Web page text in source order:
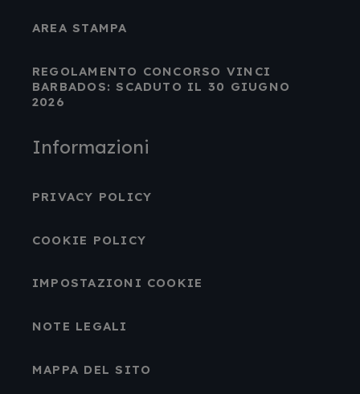
AREA STAMPA
REGOLAMENTO CONCORSO VINCI
BARBADOS: SCADUTO IL 30 GIUGNO
2026
Informazioni
PRIVACY POLICY
COOKIE POLICY
IMPOSTAZIONI COOKIE
NOTE LEGALI
MAPPA DEL SITO